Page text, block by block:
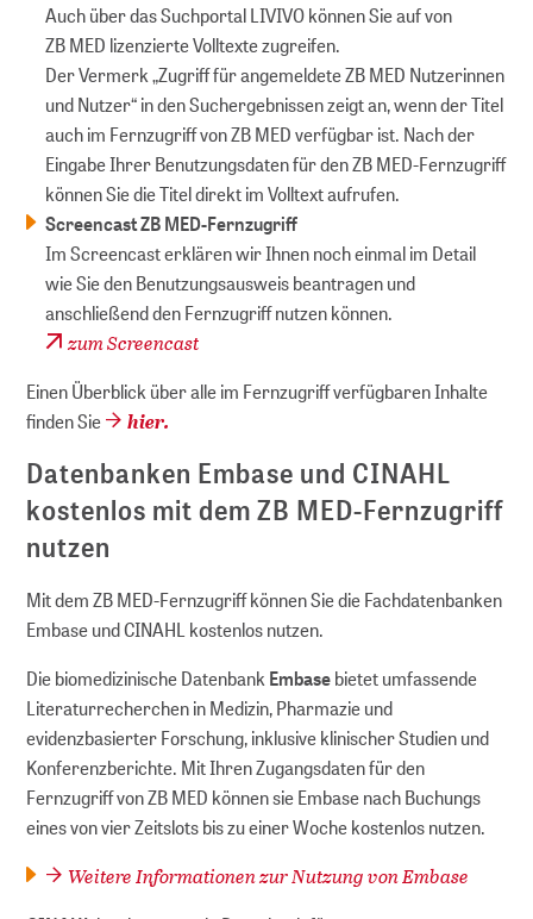
Auch über das Suchportal LIVIVO können Sie auf von
ZB MED lizenzierte Volltexte zugreifen.
Der Vermerk „Zugriff für angemeldete ZB MED Nutzerinnen
und Nutzer“ in den Suchergebnissen zeigt an, wenn der Titel
auch im Fernzugriff von ZB MED verfügbar ist. Nach der
Eingabe Ihrer Benutzungsdaten für den ZB MED-Fernzugriff
können Sie die Titel direkt im Volltext aufrufen.
Screencast ZB MED-Fernzugriff
Im Screencast erklären wir Ihnen noch einmal im Detail
wie Sie den Benutzungsausweis beantragen und
anschließend den Fernzugriff nutzen können.
zum Screencast
Einen Überblick über alle im Fernzugriff verfügbaren Inhalte
finden Sie
hier.
Datenbanken Embase und CINAHL
kostenlos mit dem ZB MED-Fernzugriff
nutzen
Mit dem ZB MED-Fernzugriff können Sie die Fachdatenbanken
Embase und CINAHL kostenlos nutzen.
Die biomedizinische Datenbank Embasebietet umfassende
Literaturrecherchen in Medizin, Pharmazie und
evidenzbasierter Forschung, inklusive klinischer Studien und
Konferenzberichte. Mit Ihren Zugangsdaten für den
Fernzugriff von ZB MED können sie Embase nach Buchungs
eines von vier Zeitslots bis zu einer Woche kostenlos nutzen.
Weitere Informationen zur Nutzung von Embase